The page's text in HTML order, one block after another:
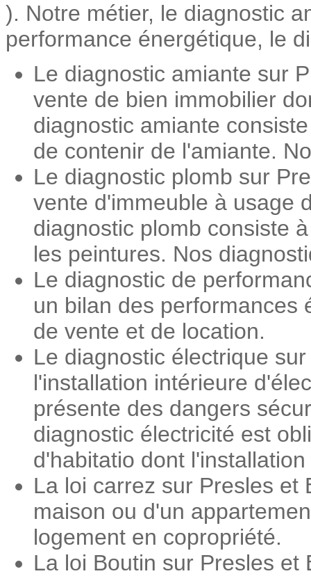
). Notre métier, le diagnostic
performance énergétique, le
Le diagnostic amiante sur
vente de bien immobilier
diagnostic amiante
de contenir de l'amiante.
Le diagnostic plomb sur
vente d'immeuble à usage
diagnostic plomb consiste
les peintures. Nos
Le diagnostic de
un bilan des performances
de vente et de location.
Le diagnostic électrique
l'installation intérieure
présente des dangers
diagnostic électricité est
d'habitatio dont
La loi carrez sur Presles et
maison ou d'un
logement en copropriété.
La loi Boutin sur Presles